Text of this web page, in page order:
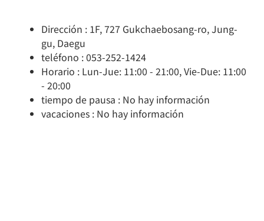
Dirección : 1F, 727 Gukchaebosang-ro, Jung-
gu, Daegu
teléfono : 053-252-1424
Horario : Lun-Jue: 11:00 - 21:00, Vie-Due: 11:00
- 20:00
tiempo de pausa : No hay información
vacaciones : No hay información